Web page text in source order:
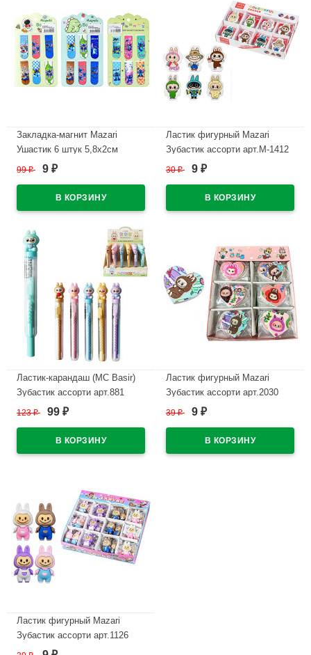
Закладка-магнит Mazari
Ушастик 6 штук 5,8х2см
ассорти арт.M-3391
99₽ 9 ₽
Ластик фигурный Mazari
Зубастик ассорти арт.M-1412
В наличии
30₽ 9 ₽
Ластик-карандаш (MC Basir)
Зубастик ассорти арт.881
В наличии
123₽ 99 ₽
Ластик фигурный Mazari
Зубастик ассорти арт.2030
В наличии
39₽ 9 ₽
Ластик фигурный Mazari
Зубастик ассорти арт.1126